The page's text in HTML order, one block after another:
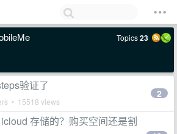
Topics23
验证了
• 15518 views
2
存储的？购买空间还是割